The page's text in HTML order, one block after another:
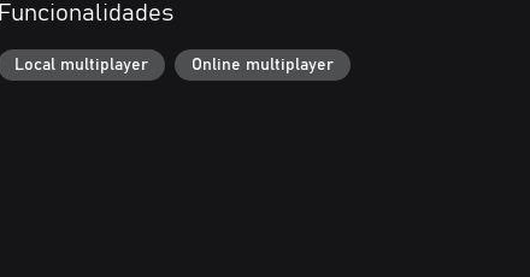
Funcionalidades
Local multiplayer Online multiplayer